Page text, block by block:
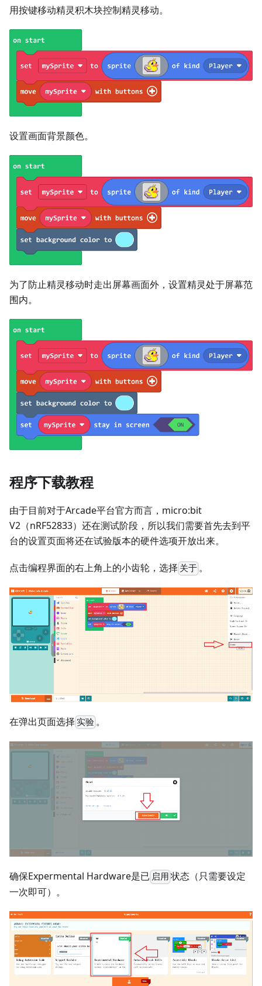
用按键移动精灵积木块控制精灵移动。
设置画面背景颜色。
为了防止精灵移动时走出屏幕画面外，设置精灵处于屏幕范
围内。
程序下载教程
由于目前对于Arcade平台官方而言，micro:bit
V2（nRF52833）还在测试阶段，所以我们需要首先去到平
台的设置页面将还在试验版本的硬件选项开放出来。
点击编程界面的右上角上的小齿轮，选择 关于 。
在弹出页面选择 实验 。
确保Expermental Hardware是已 启用 状态（只需要设定
一次即可）。